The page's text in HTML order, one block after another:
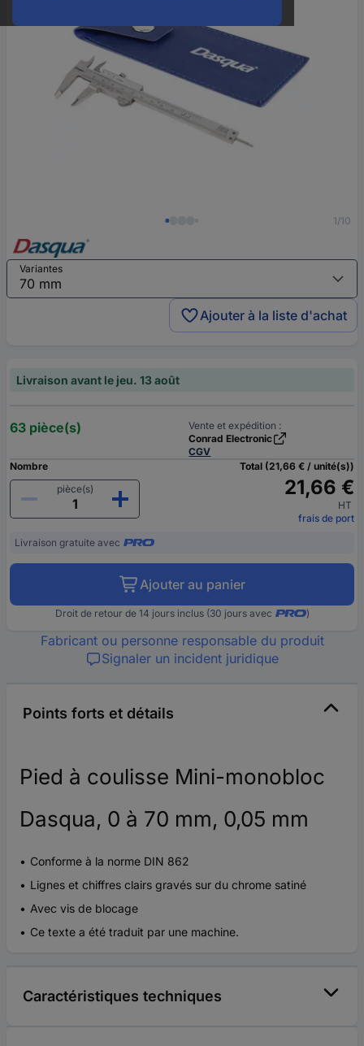
1/10
Variantes
Ajouter à la liste d'achat
Livraison avant le jeu. 13 août
63 pièce(s)
Vente et expédition :
Conrad Electronic
CGV
Nombre
pièce(s)
Total (21,66 € / unité(s))
21,66 €
HT
frais de port
Livraison gratuite avec
Ajouter au panier
Droit de retour de 14 jours inclus (30 jours avec )
Fabricant ou personne responsable du produit
Signaler un incident juridique
Points forts et détails
Pied à coulisse Mini-monobloc
Dasqua, 0 à 70 mm, 0,05 mm
Conforme à la norme DIN 862
Lignes et chiffres clairs gravés sur du chrome satiné
Avec vis de blocage
Ce texte a été traduit par une machine.
Caractéristiques techniques